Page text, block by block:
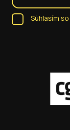
Súhlasím so